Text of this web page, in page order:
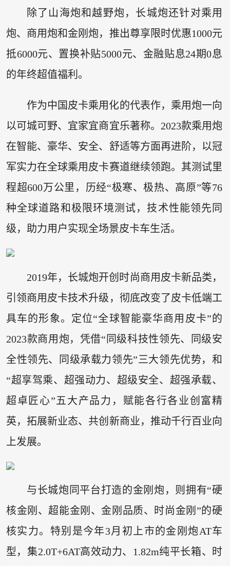
除了山海炮和越野炮，长城炮还针对乘用
炮、商用炮和金刚炮，推出尊享限时优惠1000元
抵6000元、置换补贴5000元、金融贴息24期0息
的年终超值福利。
作为中国皮卡乘用化的代表作，乘用炮一向
以可城可野、宜家宜商宜乐著称。2023款乘用炮
在智能、豪华、安全、舒适等方面再进阶，以冠
军实力在全球乘用皮卡赛道继续领跑。其测试里
程超600万公里，历经“极寒、极热、高原”等76
种全球道路和极限环境测试，技术性能领先同
级，助力用户实现全场景皮卡车生活。
2019年，长城炮开创时尚商用皮卡新品类，
引领商用皮卡技术升级，彻底改变了皮卡低端工
具车的形象。定位“全球智能豪华商用皮卡”的
2023款商用炮，凭借“同级科技性领先、同级安
全性领先、同级承载力领先”三大领先优势，和
“超享驾乘、超强动力、超级安全、超强承载、
超卓匠心”五大产品力，赋能各行各业创富精
英，拓展新业态、共创新商业，推动千行百业向
上发展。
与长城炮同平台打造的金刚炮，则拥有“硬
核金刚、超能金刚、金刚品质、时尚金刚”的硬
核实力。特别是今年3月初上市的金刚炮AT车
型，集2.0T+6AT高效动力、1.82m纯平长箱、时